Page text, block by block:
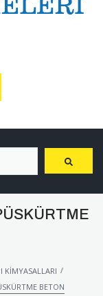
KIMYASALLARI /
BETON